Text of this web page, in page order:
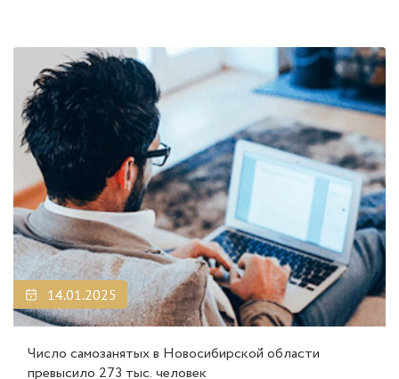
14.01.2025
Число самозанятых в Новосибирской области
превысило 273 тыс. человек